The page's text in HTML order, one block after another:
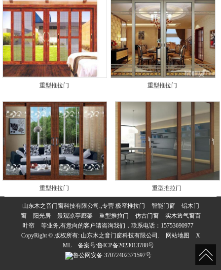
重型推拉门 重型推拉门
重型推拉门 重型推拉门
山东木之音门窗科技有限公司.,专营 极窄推拉门 智能门窗
铝木门
窗
阳光房 景观凉亭廊架 重型推拉门 仿古门窗
实木透气窗百
叶帘
等业务,有意向的客户请咨询我们，联系电话： 15753690977
CopyRight © 版权所有: 山东木之音门窗科技有限公司. 网站地图
X
ML
备案号:鲁ICP备2023013788号
鲁公网安备37072402371597号